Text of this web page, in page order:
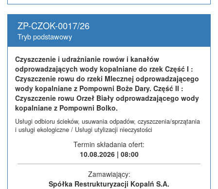
Wszystkie tryby
ZP-CZOK-0017/26
Tryb podstawowy
Czyszczenie i udrażnianie rowów i kanałów
odprowadzających wody kopalniane do rzek Część I :
Czyszczenie rowu do rzeki Mlecznej odprowadzającego
wody kopalniane z Pompowni Boże Dary. Część II :
Czyszczenie rowu Orzeł Biały odprowadzającego wody
kopalniane z Pompowni Bolko.
Usługi odbioru ścieków, usuwania odpadów, czyszczenia/sprzątania
i usługi ekologiczne / Usługi utylizacji nieczystości
Termin składania ofert:
10.08.2026 | 08:00
Zamawiający:
Spółka Restrukturyzacji Kopalń S.A.